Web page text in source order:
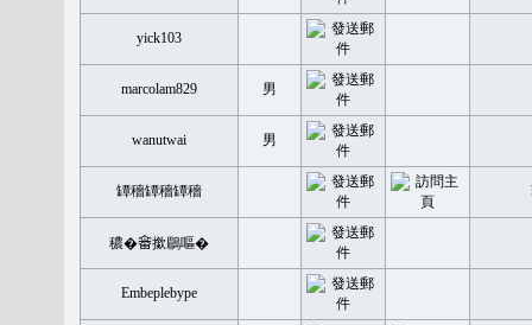
yick103
marcolam829 男
wanutwai 男
罈穡罈穡罈穡
穠�𤲞撳鶥嘔�
Embeplebype